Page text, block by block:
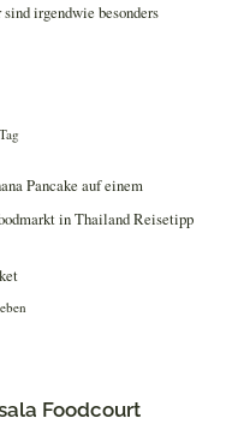
irgendwie besonders
Foodcourt